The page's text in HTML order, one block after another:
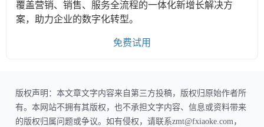
覆盖营销、销售、服务全流程的一体化新增长解决方
案，助力企业的数字化转型。
免费试用
版权声明：本文章文字内容来自第三方投稿，版权归原始作者所
有。本网站不拥有其版权，也不承担文字内容、信息或资料带来
的版权归属问题或争议。如有侵权，请联系zmt@fxiaoke.com，